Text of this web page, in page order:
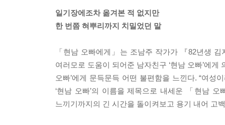
당시에 내 머릿속에 들어 있는 단 한 가지 생각은
하지만 가능한 한 그 집이 전의 모습을 되찾을 수
---「최정화「모든 것을 제자리에」」중에서
난 그저 추락하고 싶은 거야. 난 죽고 싶은 게 아니
---「손보미「이방인」」중에서
일기장에조차 옮겨본 적 없지만
한 번쯤 혀뿌리까지 치밀었던 말
「현남 오빠에게」는 조남주 작가가 『82년생
여러모로 도움이 되어준 남자친구 ‘현남 오빠’에
오빠’에게 문득문득 어떤 불편함을 느낀다. “여
‘현남 오빠’의 이름을 제목으로 내세운 「현남 오
느끼기까지의 긴 시간을 돌이켜보고 용기 내어 고